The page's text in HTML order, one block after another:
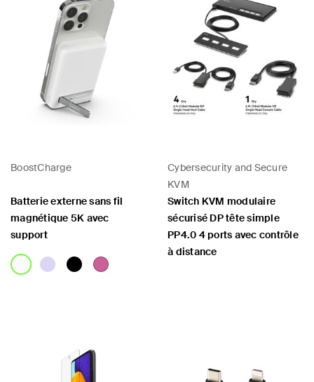
BoostCharge
Batterie externe sans fil
magnétique 5K avec
support
Cybersecurity and Secure
KVM
Switch KVM modulaire
sécurisé DP tête simple
PP4.0 4 ports avec contrôle
à distance